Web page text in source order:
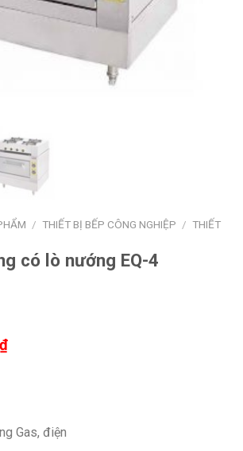
/ THIẾT BỊ BẾP CÔNG NGHIỆP / THIẾT
có lò nướng EQ-4
₫
Gas, điện